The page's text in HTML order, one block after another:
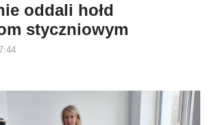
oddali hołd
styczniowym